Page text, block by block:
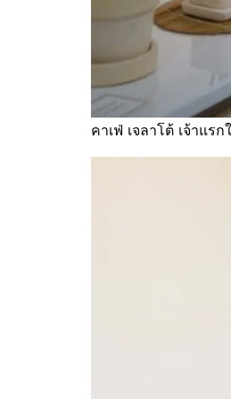
คาเฟ่ เจลาโต้ เจ้าแ